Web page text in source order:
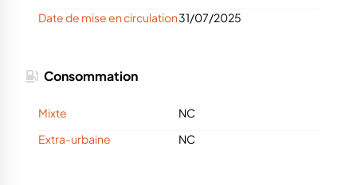
Date de mise en circulation31/07/2025
Consommation
Mixte
NC
Extra-urbaine
NC